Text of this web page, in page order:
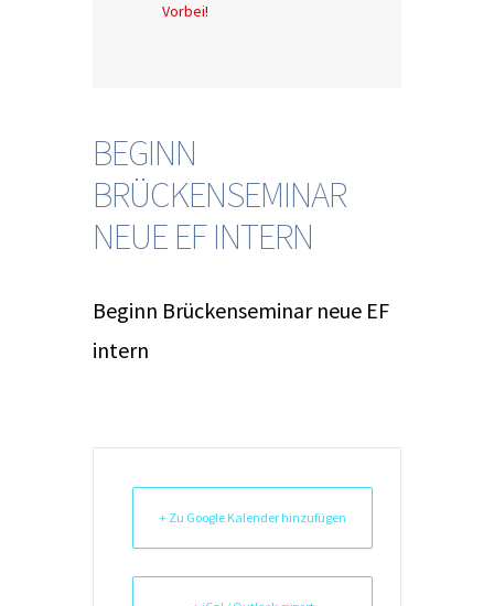
Vorbei!
BEGINN
BRÜCKENSEMINAR
NEUE EF INTERN
Beginn Brückenseminar neue EF
intern
+ Zu Google Kalender hinzufügen